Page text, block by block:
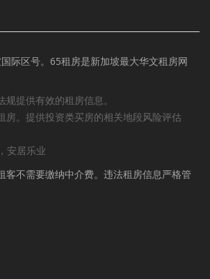
际区号。65租房是新加坡最大华文租房网
提供有效的租房信息。
房。提供投资类买房的相关地段风险评估
安居乐业
客不需要缴纳中介费。违法租房信息严格管